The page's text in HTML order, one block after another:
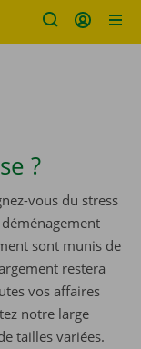
?
vous du stress
sont munis de
restera
vos affaires
notre large
tailles variées.